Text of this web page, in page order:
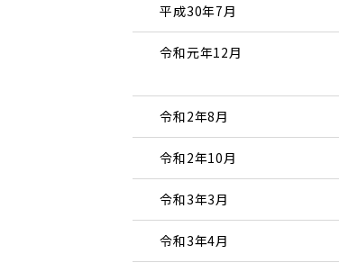
平成30年7月
令和元年12月
令和2年8月
令和2年10月
令和3年3月
令和3年4月